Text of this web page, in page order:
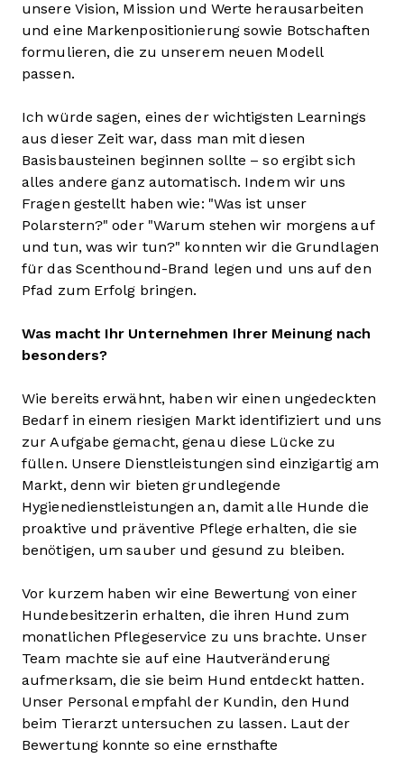
unsere Vision, Mission und Werte herausarbeiten
und eine Markenpositionierung sowie Botschaften
formulieren, die zu unserem neuen Modell
passen.
Ich würde sagen, eines der wichtigsten Learnings
aus dieser Zeit war, dass man mit diesen
Basisbausteinen beginnen sollte – so ergibt sich
alles andere ganz automatisch. Indem wir uns
Fragen gestellt haben wie: "Was ist unser
Polarstern?" oder "Warum stehen wir morgens auf
und tun, was wir tun?" konnten wir die Grundlagen
für das Scenthound-Brand legen und uns auf den
Pfad zum Erfolg bringen.
Was macht Ihr Unternehmen Ihrer Meinung nach
besonders?
Wie bereits erwähnt, haben wir einen ungedeckten
Bedarf in einem riesigen Markt identifiziert und uns
zur Aufgabe gemacht, genau diese Lücke zu
füllen. Unsere Dienstleistungen sind einzigartig am
Markt, denn wir bieten grundlegende
Hygienedienstleistungen an, damit alle Hunde die
proaktive und präventive Pflege erhalten, die sie
benötigen, um sauber und gesund zu bleiben.
Vor kurzem haben wir eine Bewertung von einer
Hundebesitzerin erhalten, die ihren Hund zum
monatlichen Pflegeservice zu uns brachte. Unser
Team machte sie auf eine Hautveränderung
aufmerksam, die sie beim Hund entdeckt hatten.
Unser Personal empfahl der Kundin, den Hund
beim Tierarzt untersuchen zu lassen. Laut der
Bewertung konnte so eine ernsthafte